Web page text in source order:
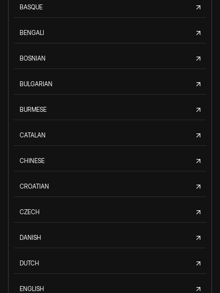
BASQUE
BENGALI
BOSNIAN
BULGARIAN
BURMESE
CATALAN
CHINESE
CROATIAN
CZECH
DANISH
DUTCH
ENGLISH